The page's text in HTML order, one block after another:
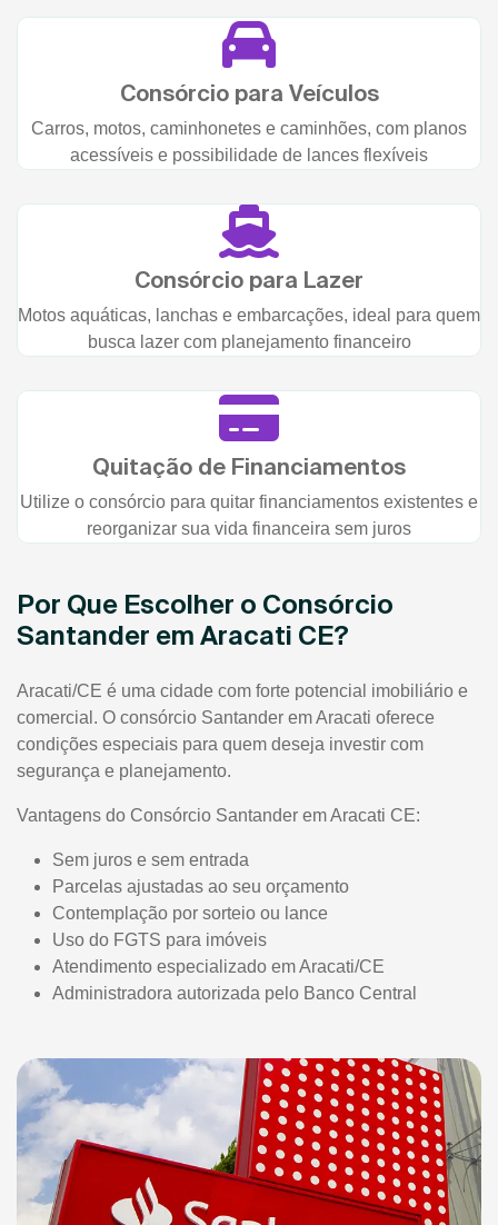
Consórcio para Veículos
Carros, motos, caminhonetes e caminhões, com planos
acessíveis e possibilidade de lances flexíveis
Consórcio para Lazer
Motos aquáticas, lanchas e embarcações, ideal para quem
busca lazer com planejamento financeiro
Quitação de Financiamentos
Utilize o consórcio para quitar financiamentos existentes e
reorganizar sua vida financeira sem juros
Por Que Escolher o Consórcio
Santander em Aracati CE?
Aracati/CE é uma cidade com forte potencial imobiliário e
comercial. O consórcio Santander em Aracati oferece
condições especiais para quem deseja investir com
segurança e planejamento.
Vantagens do Consórcio Santander em Aracati CE:
Sem juros e sem entrada
Parcelas ajustadas ao seu orçamento
Contemplação por sorteio ou lance
Uso do FGTS para imóveis
Atendimento especializado em Aracati/CE
Administradora autorizada pelo Banco Central